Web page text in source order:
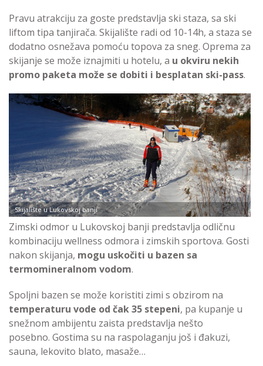
Pravu atrakciju za goste predstavlja ski staza, sa ski
liftom tipa tanjirača. Skijalište radi od 10-14h, a staza se
dodatno osnežava pomoću topova za sneg. Oprema za
skijanje se može iznajmiti u hotelu, a u okviru nekih
promo paketa može se dobiti i besplatan ski-pass.
Skijalište u Lukovskoj banji
Zimski odmor u Lukovskoj banji predstavlja odličnu
kombinaciju wellness odmora i zimskih sportova. Gosti
nakon skijanja, mogu uskočiti u bazen sa
termomineralnom vodom.
Spoljni bazen se može koristiti zimi s obzirom na
temperaturu vode od čak 35 stepeni, pa kupanje u
snežnom ambijentu zaista predstavlja nešto
posebno. Gostima su na raspolaganju još i đakuzi,
sauna, lekovito blato, masaže…